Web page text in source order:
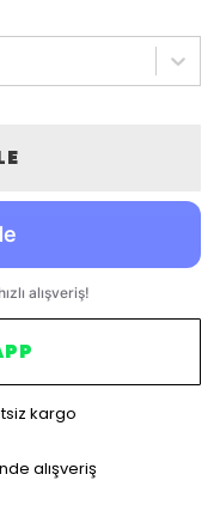
kargo
alışveriş